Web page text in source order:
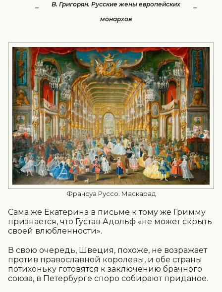
В. Григорян. Русские жены европейских
монархов
Франсуа Руссо. Маскарад
Сама же Екатерина в письме к тому же Гримму
признается, что Густав Адольф «не может скрыть
своей влюбленности».
В свою очередь, Швеция, похоже, не возражает
против православной королевы, и обе страны
потихоньку готовятся к заключению брачного
союза, в Петербурге споро собирают приданое.